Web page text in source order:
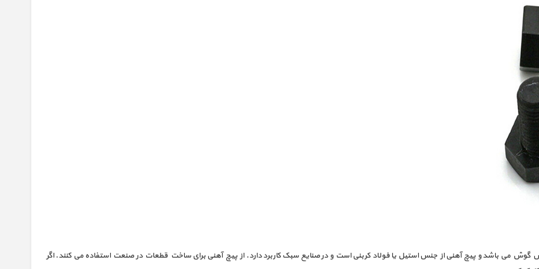
می باشد و پیچ آهنی از جنس استیل یا فولاد کربنی است و در صنایع سبک کاربرد دارد. از پیچ آهنی برای ساخت قطعات در صنعت استفاده می کنند. اگر